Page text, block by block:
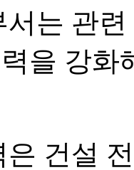
는 관
을 강화
건설